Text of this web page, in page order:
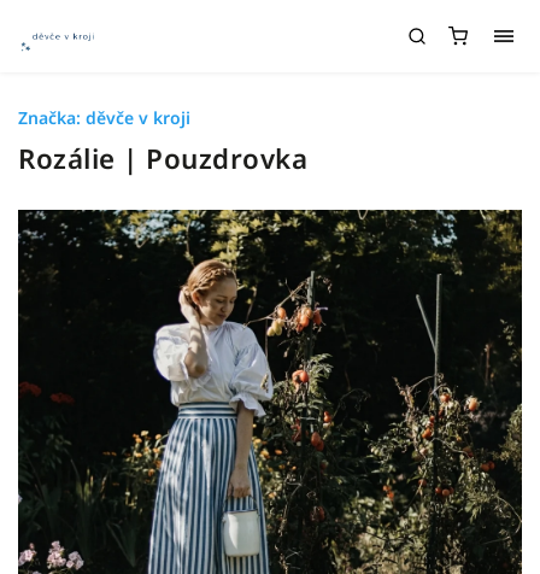
Rozálie | Pouzdrovka
Značka: děvče v kroji